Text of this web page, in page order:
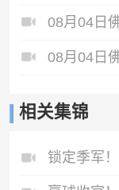
相关集锦